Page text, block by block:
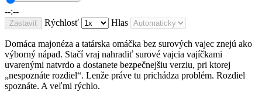
--:--
Zastaviť Rýchlosť Hlas
Domáca majonéza a tatárska omáčka bez surových vajec znejú ako
výborný nápad. Stačí vraj nahradiť surové vajcia vajíčkami
uvarenými natvrdo a dostanete bezpečnejšiu verziu, pri ktorej
„nespoznáte rozdiel“. Lenže práve tu prichádza problém. Rozdiel
spoznáte. A veľmi rýchlo.